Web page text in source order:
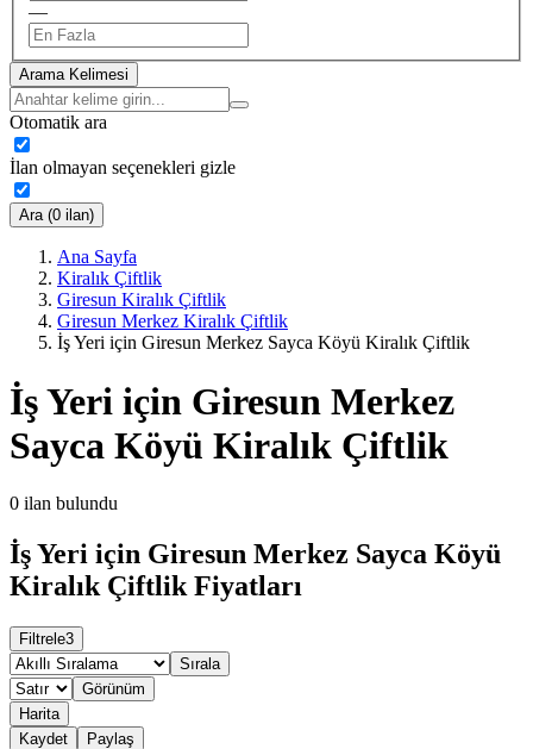
—
Arama Kelimesi
Otomatik ara
İlan olmayan seçenekleri gizle
Ara (0 ilan)
Ana Sayfa
Kiralık Çiftlik
Giresun Kiralık Çiftlik
Giresun Merkez Kiralık Çiftlik
İş Yeri için Giresun Merkez Sayca Köyü Kiralık Çiftlik
İş Yeri için Giresun Merkez
Sayca Köyü Kiralık Çiftlik
0 ilan bulundu
İş Yeri için Giresun Merkez Sayca Köyü
Kiralık Çiftlik Fiyatları
Filtrele3
Sırala
Görünüm
Harita
Kaydet
Paylaş